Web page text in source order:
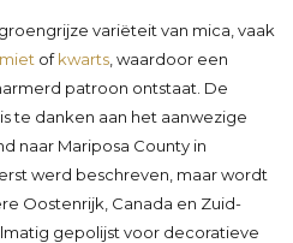
variëteit van mica, vaak
ofkwarts , waardoor een
patroon ontstaat. De
te danken aan het aanwezige
naar Mariposa County in
werd beschreven, maar wordt
Oostenrijk, Canada en Zuid-
gepolijst voor decoratieve